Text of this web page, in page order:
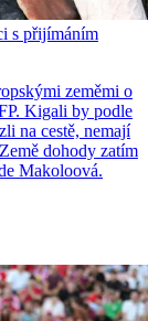
s přijímáním
zeměmi o
Kigali by podle
na cestě, nemají
dohody zatím
Makoloová.